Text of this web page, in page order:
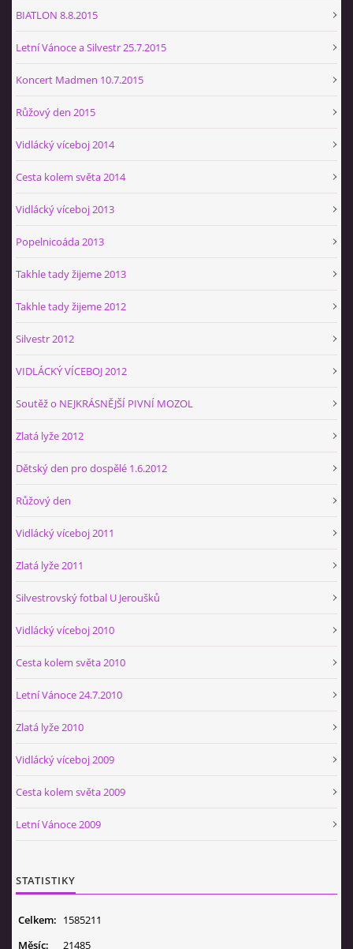
BIATLON 8.8.2015
Letní Vánoce a Silvestr 25.7.2015
Koncert Madmen 10.7.2015
Růžový den 2015
Vidlácký víceboj 2014
Cesta kolem světa 2014
Vidlácký víceboj 2013
Popelnicoáda 2013
Takhle tady žijeme 2013
Takhle tady žijeme 2012
Silvestr 2012
VIDLÁCKÝ VÍCEBOJ 2012
Soutěž o NEJKRÁSNĚJŠÍ PIVNÍ MOZOL
Zlatá lyže 2012
Dětský den pro dospělé 1.6.2012
Růžový den
Vidlácký víceboj 2011
Zlatá lyže 2011
Silvestrovský fotbal U Jeroušků
Vidlácký víceboj 2010
Cesta kolem světa 2010
Letní Vánoce 24.7.2010
Zlatá lyže 2010
Vidlácký víceboj 2009
Cesta kolem světa 2009
Letní Vánoce 2009
STATISTIKY
Celkem: 1585211
Měsíc:
21485